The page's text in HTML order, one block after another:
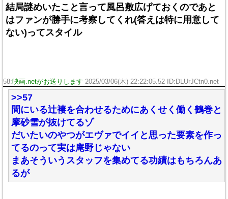
結局謎めいたこと言って風呂敷広げておくのであと
はファンが勝手に考察してくれ(答えは特に用意して
ない)ってスタイル
58:映画.netがお送りします 2025/03/06(木) 22:22:05.52 ID:DLUrJCtn0.net
>>57
間にいる辻褄を合わせるためにあくせく働く鶴巻と
摩砂雪が抜けてるゾ
だいたいのやつがエヴァでイイと思った要素を作っ
てるのって実は庵野じゃない
まあそういうスタッフを集めてる功績はもちろんあ
るが